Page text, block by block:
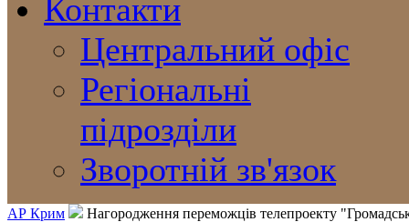
Контакти
Центральний офіс
Регіональні
підрозділи
Зворотній зв'язок
АР Крим
Нагородження переможців телепроекту